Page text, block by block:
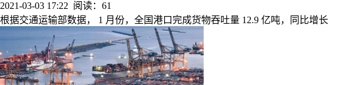
2021-03-03 17:22 阅读：61
根据交通运输部数据， 1 月份，全国港口完成货物吞吐量 12.9 亿吨，同比增长